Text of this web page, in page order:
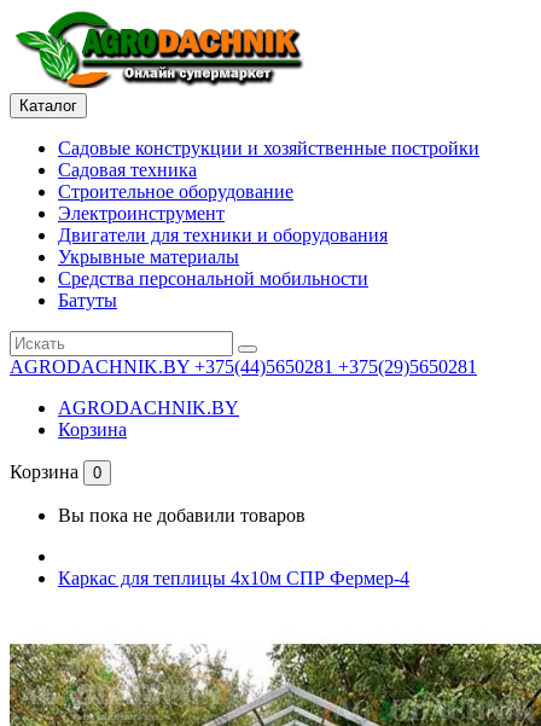
Каталог
Садовые конструкции и хозяйственные постройки
Садовая техника
Строительное оборудование
Электроинструмент
Двигатели для техники и оборудования
Укрывные материалы
Средства персональной мобильности
Батуты
AGRODACHNIK.BY +375(44)5650281 +375(29)5650281
AGRODACHNIK.BY
Корзина
Корзина 0
Вы пока не добавили товаров
Каркас для теплицы 4х10м СПР Фермер-4